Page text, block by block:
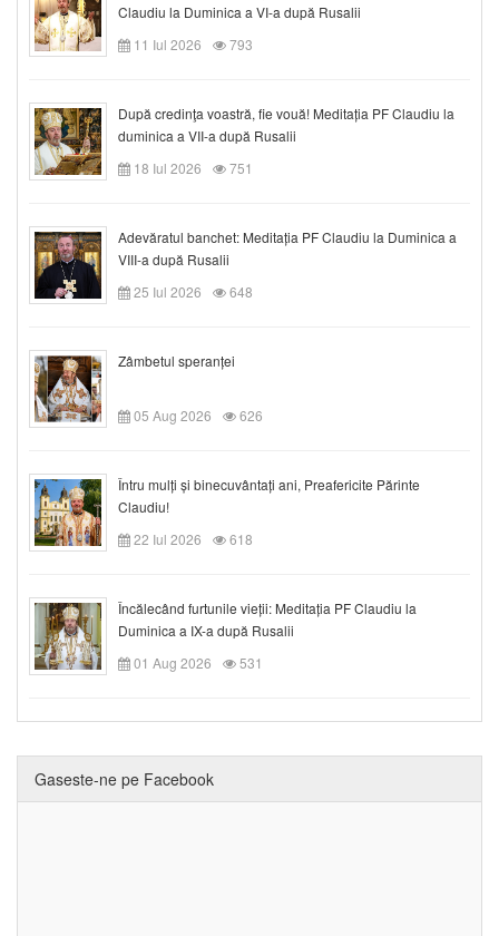
Claudiu la Duminica a VI-a după Rusalii
11 Iul 2026
793
După credinţa voastră, fie vouă! Meditația PF Claudiu la
duminica a VII-a după Rusalii
18 Iul 2026
751
Adevăratul banchet: Meditația PF Claudiu la Duminica a
VIII-a după Rusalii
25 Iul 2026
648
Zâmbetul speranței
05 Aug 2026 626
Întru mulți și binecuvântați ani, Preafericite Părinte
Claudiu!
22 Iul 2026
618
Încălecând furtunile vieții: Meditația PF Claudiu la
Duminica a IX-a după Rusalii
01 Aug 2026
531
Gaseste-ne pe Facebook